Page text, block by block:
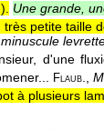
). Une grande,
petite taille
d'une
Flaub M
à plusieurs